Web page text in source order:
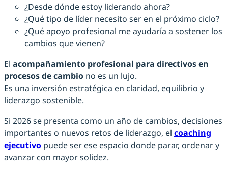
¿Desde dónde estoy liderando ahora?
¿Qué tipo de líder necesito ser en el próximo ciclo?
¿Qué apoyo profesional me ayudaría a sostener los
cambios que vienen?
El acompañamiento profesional para directivos en
procesos de cambio no es un lujo.
Es una inversión estratégica en claridad, equilibrio y
liderazgo sostenible.
Si 2026 se presenta como un año de cambios, decisiones
importantes o nuevos retos de liderazgo, el coaching
ejecutivo puede ser ese espacio donde parar, ordenar y
avanzar con mayor solidez.